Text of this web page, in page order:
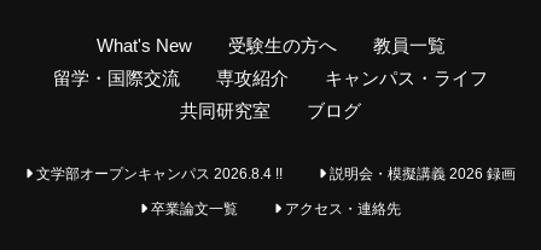
What's New 受験生の方へ
教員一覧
留学・国際交流
専攻紹介
キャンパス・ライフ
共同研究室
ブログ
文学部オープンキャンパス 2026.8.4 !! 説明会・模擬講義 2026 録画
卒業論文一覧 アクセス・連絡先